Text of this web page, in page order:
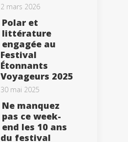
2 mars 2026
Polar et
littérature
engagée au
Festival
Étonnants
Voyageurs 2025
30 mai 2025
Ne manquez
pas ce week-
end les 10 ans
du festival